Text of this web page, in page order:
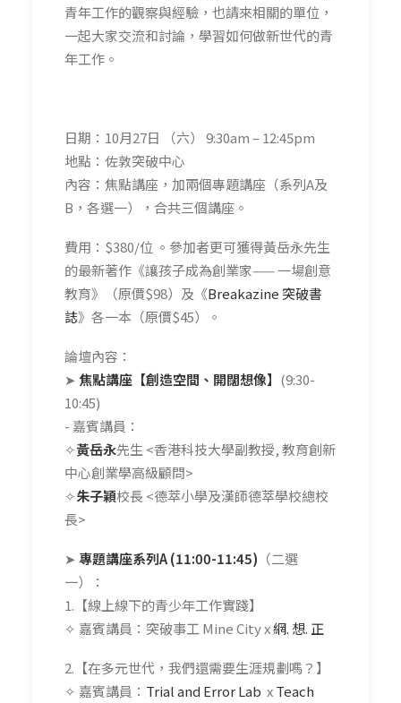
青年工作的觀察與經驗，也請來相關的單位，
一起大家交流和討論，學習如何做新世代的青
年工作。
日期：10月27日 （六） 9:30am – 12:45pm
地點：佐敦突破中心
內容：焦點講座，加兩個專題講座（系列A及
B，各選一），合共三個講座。
費用：$380/位 。參加者更可獲得黃岳永先生
的最新著作《讓孩子成為創業家—— 一場創意
教育》（原價$98）及《Breakazine 突破書
誌》各一本（原價$45）。
論壇內容：
➤焦點講座【創造空間、開闊想像】 (9:30-
10:45)
- 嘉賓講員：
✧黃岳永先生 <香港科技大學副教授, 教育創新
中心創業學高級顧問>
✧朱子穎校長 <德萃小學及漢師德萃學校總校
長>
➤專題講座系列A (11:00-11:45) （二選
一）：
1.【線上線下的青少年工作實踐】
✧ 嘉賓講員：突破事工 Mine City x網. 想. 正
2.【在多元世代，我們還需要生涯規劃嗎？】
✧ 嘉賓講員： Trial and Error Lab xTeach